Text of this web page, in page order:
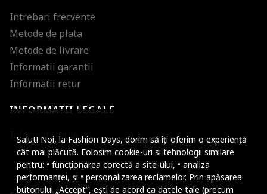
Salut! Noi, la Fashion Days, dorim să îți oferim o experiență
cât mai plăcută. Folosim cookie-uri si tehnologii similare
pentru: • funcționarea corectă a site-ului, • analiza
performanței, și • personalizarea reclamelor. Prin apăsarea
butonului „Accept”, ești de acord ca datele tale (precum
Intrebari frecvente
Metode de plata
Metode de livrare
Informatii garantii
Informatii retur
INFORMATII LEGALE
Informatii utile
Micsoreaza
Mareste spatierea